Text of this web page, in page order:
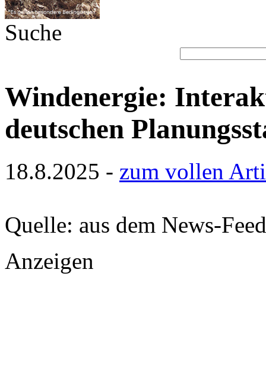
Suche
Windenergie:
deutschen
18.8.2025 - zum vollen
Quelle: aus dem News-
Anzeigen